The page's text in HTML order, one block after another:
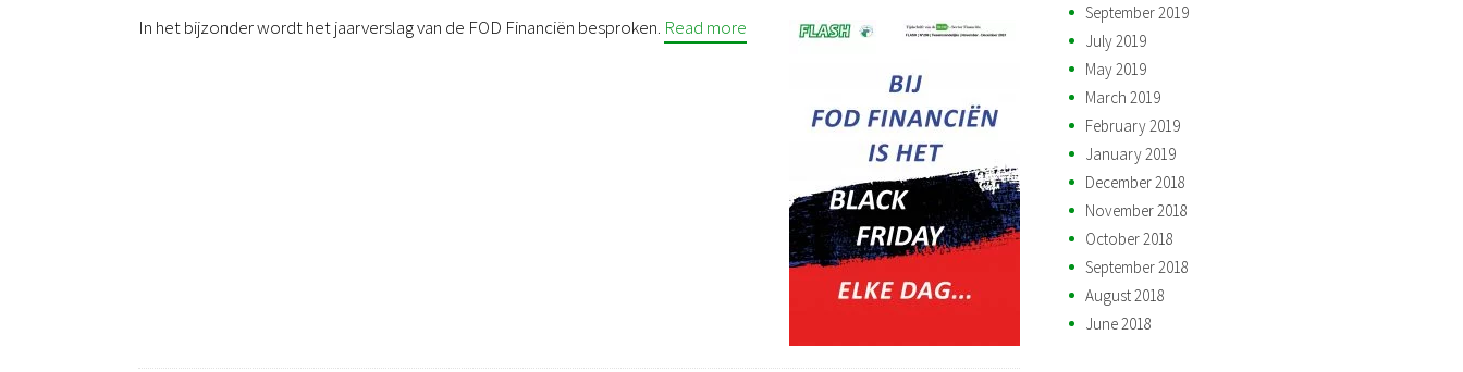
In het bijzonder wordt het jaarverslag van de FOD Financiën besproken. Read more
September 2019
July 2019
May 2019
March 2019
February 2019
January 2019
December 2018
November 2018
October 2018
September 2018
August 2018
June 2018